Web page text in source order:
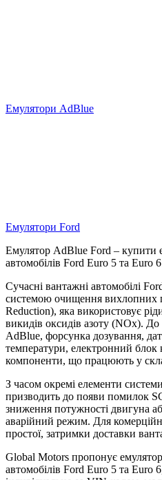
Емулятори AdBlue
Емулятори Ford
Емулятор AdBlue Ford – купити
автомобілів Ford Euro 5 та Euro 6
Сучасні вантажні автомобілі
системою очищення вихлопних
Reduction), яка використовує
викидів оксидів азоту (NOx).
AdBlue, форсунка дозування,
температури, електронний блок
компоненти, що працюють у
З часом окремі елементи
призводить до появи помилок
зниження потужності двигуна
аварійний режим. Для
простої, затримки доставки
Global Motors пропонує
автомобілів Ford Euro 5 та Euro